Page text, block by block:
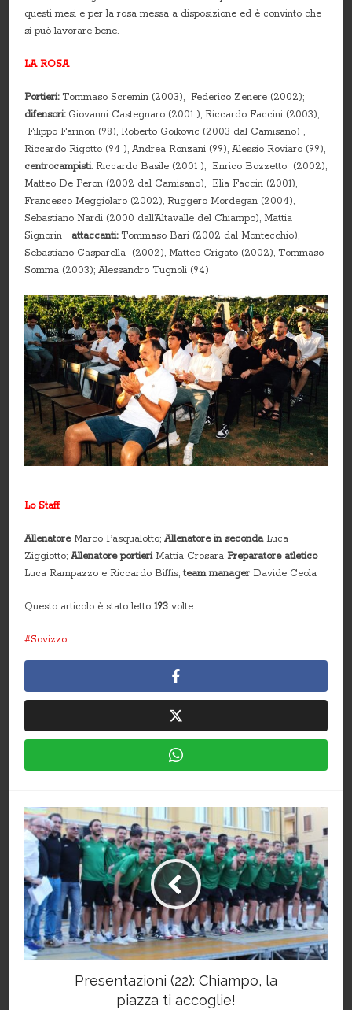
questi mesi e per la rosa messa a disposizione ed è convinto che
si può lavorare bene.
LA ROSA
Portieri:Tommaso Scremin (2003), Federico Zenere (2002);
difensori:Giovanni Castegnaro (2001 ), Riccardo Faccini (2003),
Filippo Farinon (98), Roberto Goikovic (2003 dal Camisano) ,
Riccardo Rigotto (94 ), Andrea Ronzani (99), Alessio Roviaro (99),
centrocampisti: Riccardo Basile (2001 ), Enrico Bozzetto (2002),
Matteo De Peron (2002 dal Camisano), Elia Faccin (2001),
Francesco Meggiolaro (2002), Ruggero Mordegan (2004),
Sebastiano Nardi (2000 dall’Altavalle del Chiampo), Mattia
Signorin attaccanti:Tommaso Bari (2002 dal Montecchio),
Sebastiano Gasparella (2002), Matteo Grigato (2002), Tommaso
Somma (2003); Alessandro Tugnoli (94)
Lo Staff
AllenatoreMarco Pasqualotto;Allenatore in secondaLuca
Ziggiotto;Allenatore portieriMattia CrosaraPreparatore atletico
Luca Rampazzo e Riccardo Biffis;team manager Davide Ceola
Questo articolo è stato letto193 volte.
Sovizzo
Presentazioni (22): Chiampo, la
piazza ti accoglie!